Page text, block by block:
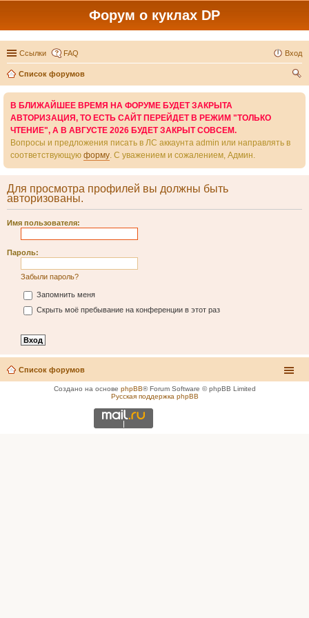
Форум о куклах DP
Ссылки FAQ Вход
Список форумов
В БЛИЖАЙШЕЕ ВРЕМЯ НА ФОРУМЕ БУДЕТ ЗАКРЫТА
АВТОРИЗАЦИЯ, ТО ЕСТЬ САЙТ ПЕРЕЙДЕТ В РЕЖИМ "ТОЛЬКО
ЧТЕНИЕ", А В АВГУСТЕ 2026 БУДЕТ ЗАКРЫТ СОВСЕМ.
Вопросы и предложения писать в ЛС аккаунта admin или направлять в
соответствующую форму. С уважением и сожалением, Админ.
Для просмотра профилей вы должны быть
авторизованы.
Имя пользователя:
Пароль:
Забыли пароль?
Запомнить меня
Скрыть моё пребывание на конференции в этот раз
Список форумов
Создано на основе phpBB® Forum Software © phpBB Limited
Русская поддержка phpBB